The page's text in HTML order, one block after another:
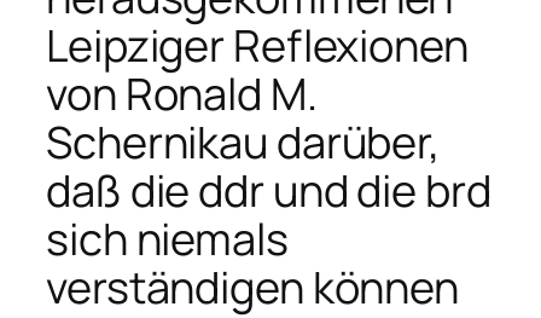
Leipziger Reflexionen
von Ronald M.
Schernikau darüber,
daß die ddr und die brd
sich niemals
verständigen können